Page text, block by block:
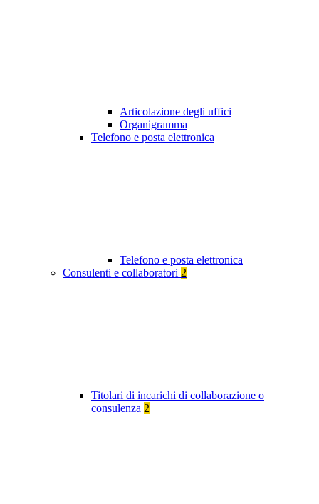
Articolazione degli uffici
Organigramma
Telefono e posta elettronica
Telefono e posta elettronica
Consulenti e collaboratori 2
Titolari di incarichi di collaborazione o
consulenza 2